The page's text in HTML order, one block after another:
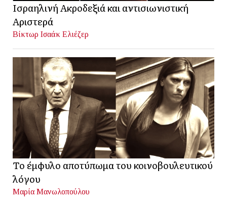
Ισραηλινή Ακροδεξιά και αντισιωνιστική
Αριστερά
Βίκτωρ Ισαάκ Ελιέζερ
Το έμφυλο αποτύπωμα του κοινοβουλευτικού
λόγου
Μαρία Μανωλοπούλου